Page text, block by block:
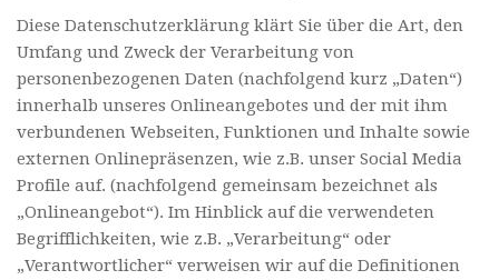
Diese Datenschutzerklärung klärt Sie über die Art, den
Umfang und Zweck der Verarbeitung von
personenbezogenen Daten (nachfolgend kurz „Daten“)
innerhalb unseres Onlineangebotes und der mit ihm
verbundenen Webseiten, Funktionen und Inhalte sowie
externen Onlinepräsenzen, wie z.B. unser Social Media
Profile auf. (nachfolgend gemeinsam bezeichnet als
„Onlineangebot“). Im Hinblick auf die verwendeten
Begrifflichkeiten, wie z.B. „Verarbeitung“ oder
„Verantwortlicher“ verweisen wir auf die Definitionen